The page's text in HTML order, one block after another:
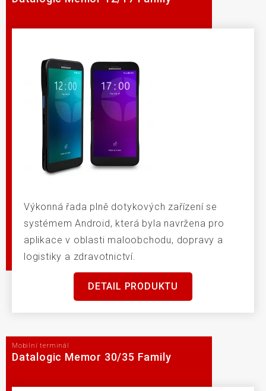
Výkonná řada plně dotykových zařízení se
systémem Android, která byla navržena pro
aplikace v oblasti maloobchodu, dopravy a
logistiky a zdravotnictví.
DETAIL PRODUKTU
Mobilní terminál
Datalogic Memor 30/35 Family